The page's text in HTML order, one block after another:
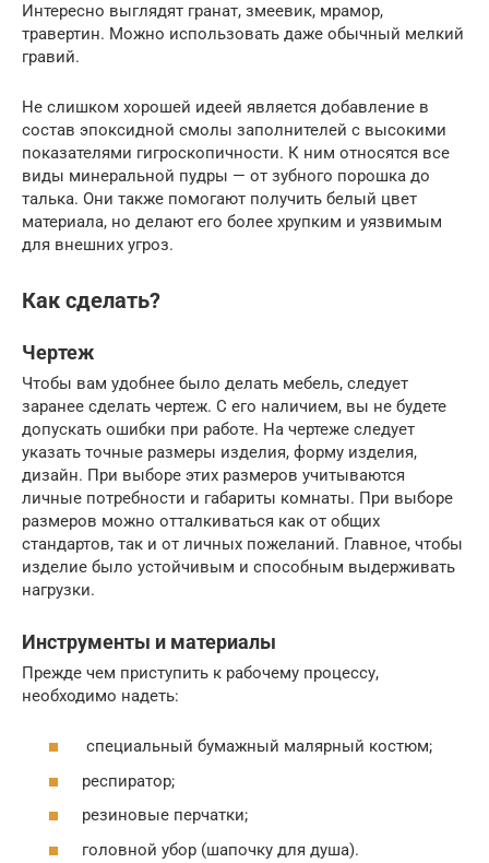
Интересно выглядят гранат, змеевик, мрамор,
травертин. Можно использовать даже обычный мелкий
гравий.
Не слишком хорошей идеей является добавление в
состав эпоксидной смолы заполнителей с высокими
показателями гигроскопичности. К ним относятся все
виды минеральной пудры — от зубного порошка до
талька. Они также помогают получить белый цвет
материала, но делают его более хрупким и уязвимым
для внешних угроз.
Как сделать?
Чертеж
Чтобы вам удобнее было делать мебель, следует
заранее сделать чертеж. С его наличием, вы не будете
допускать ошибки при работе. На чертеже следует
указать точные размеры изделия, форму изделия,
дизайн. При выборе этих размеров учитываются
личные потребности и габариты комнаты. При выборе
размеров можно отталкиваться как от общих
стандартов, так и от личных пожеланий. Главное, чтобы
изделие было устойчивым и способным выдерживать
нагрузки.
Инструменты и материалы
Прежде чем приступить к рабочему процессу,
необходимо надеть:
специальный бумажный малярный костюм;
респиратор;
резиновые перчатки;
головной убор (шапочку для душа).